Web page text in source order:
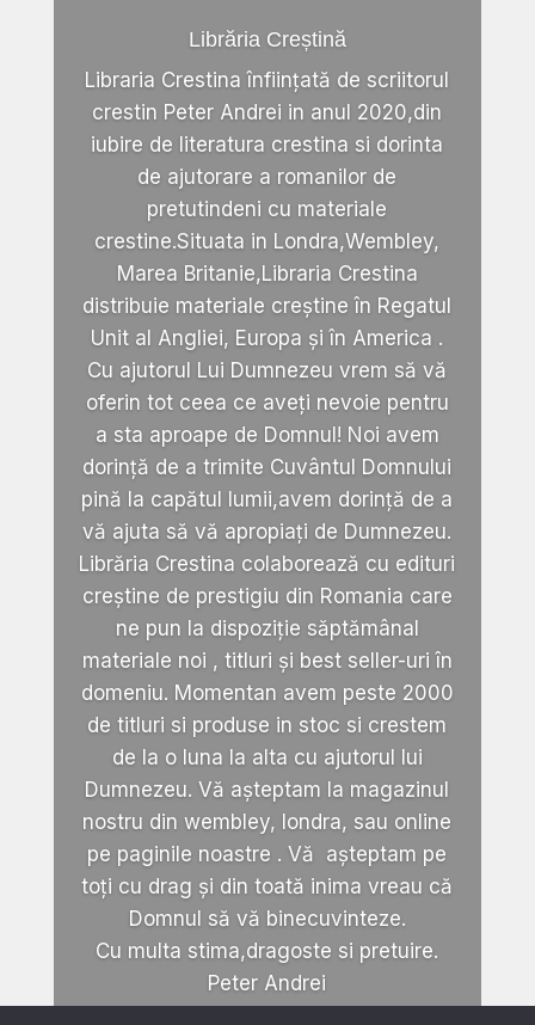
Librăria Creștină
Libraria Crestina înființată de scriitorul
crestin Peter Andrei in anul 2020,din
iubire de literatura crestina si dorinta
de ajutorare a romanilor de
pretutindeni cu materiale
crestine.Situata in Londra,Wembley,
Marea Britanie,Libraria Crestina
distribuie materiale creștine în Regatul
Unit al Angliei, Europa și în America .
Cu ajutorul Lui Dumnezeu vrem să vă
oferin tot ceea ce aveți nevoie pentru
a sta aproape de Domnul! Noi avem
dorință de a trimite Cuvântul Domnului
pină la capătul lumii,avem dorință de a
vă ajuta să vă apropiați de Dumnezeu.
Librăria Crestina colaborează cu edituri
creștine de prestigiu din Romania care
ne pun la dispoziție săptămânal
materiale noi , titluri și best seller-uri în
domeniu. Momentan avem peste 2000
de titluri si produse in stoc si crestem
de la o luna la alta cu ajutorul lui
Dumnezeu. Vă așteptam la magazinul
nostru din wembley, londra, sau online
pe paginile noastre . Vă așteptam pe
toți cu drag și din toată inima vreau că
Domnul să vă binecuvinteze.
Cu multa stima,dragoste si pretuire.
Peter Andrei